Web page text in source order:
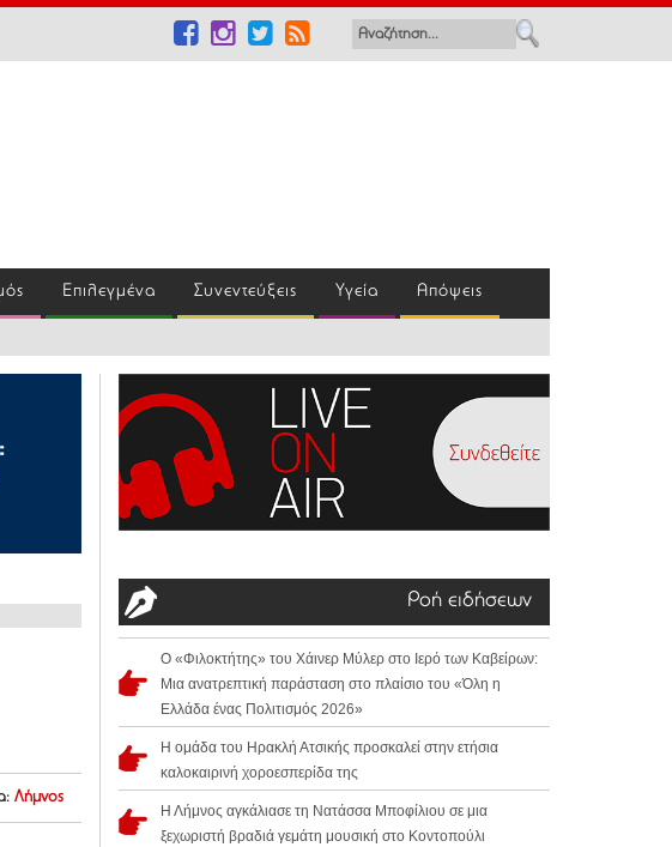
Επιλεγμένα Συνεντεύξεις Υγεία Απόψεις
Λήμνος
Ροή ειδήσεων
Ο «Φιλοκτήτης» του Χάινερ Μύλερ στο Ιερό των Καβείρων:
Μια ανατρεπτική παράσταση στο πλαίσιο του «Όλη η
Ελλάδα ένας Πολιτισμός 2026»
Η ομάδα του Ηρακλή Ατσικής προσκαλεί στην ετήσια
καλοκαιρινή χοροεσπερίδα της
Η Λήμνος αγκάλιασε τη Νατάσσα Μποφίλιου σε μια
ξεχωριστή βραδιά γεμάτη μουσική στο Κοντοπούλι